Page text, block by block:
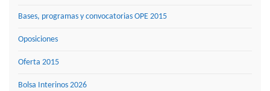
Bases, programas y convocatorias OPE 2015
Oposiciones
Oferta 2015
Bolsa Interinos 2026